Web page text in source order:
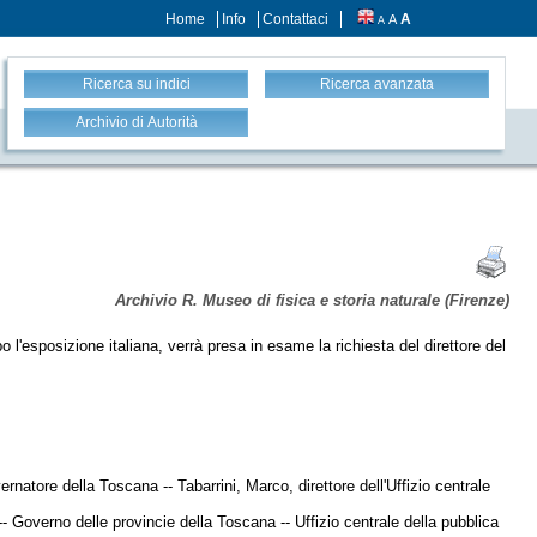
Home Info Contattaci A A A
Ricerca su indici Ricerca avanzata
Archivio di Autorità